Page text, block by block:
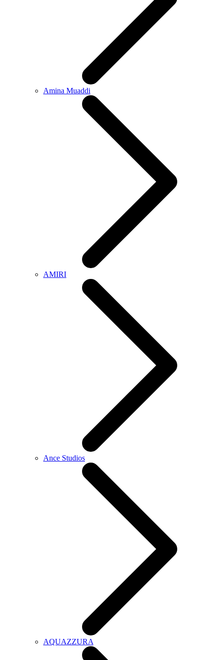
Amina Muaddi
AMIRI
Ance Studios
AQUAZZURA